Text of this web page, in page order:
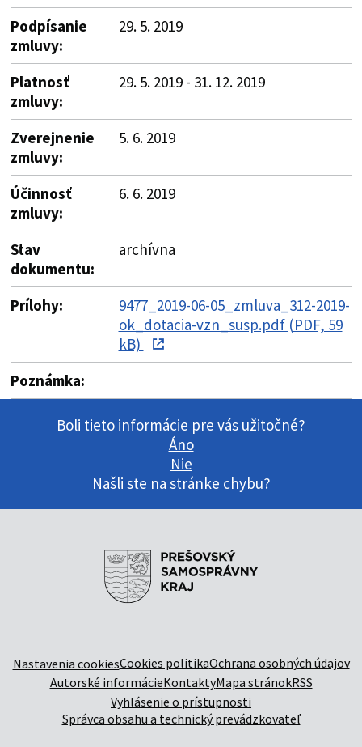
Podpísanie
zmluvy:
29. 5. 2019
Platnosť
zmluvy:
29. 5. 2019 - 31. 12. 2019
Zverejnenie
zmluvy:
5. 6. 2019
Účinnosť
zmluvy:
6. 6. 2019
Stav
dokumentu:
archívna
Prílohy:
9477_2019-06-05_zmluva_312-2019-
ok_dotacia-vzn_susp.pdf (PDF, 59
kB)
Poznámka:
Boli tieto informácie pre vás užitočné?
Áno
Nie
Našli ste na stránke chybu?
Nastavenia cookiesCookies politikaOchrana osobných údajov
Autorské informácieKontaktyMapa stránokRSS
Vyhlásenie o prístupnosti
Správca obsahu a technický prevádzkovateľ